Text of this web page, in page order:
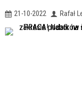
21-10-2022 Rafał